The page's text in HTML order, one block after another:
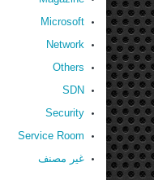
Microsoft
Network
Others
SDN
Security
Service Room
غير مصنف